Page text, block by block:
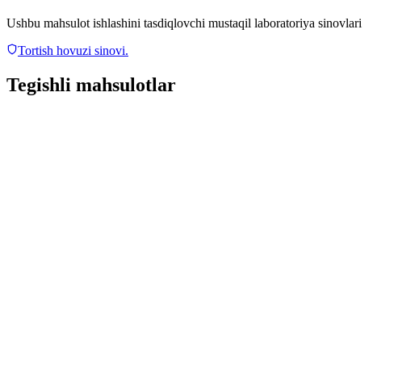
Ushbu mahsulot ishlashini tasdiqlovchi mustaqil laboratoriya sinovlari
Tortish hovuzi sinovi.
Tegishli mahsulotlar